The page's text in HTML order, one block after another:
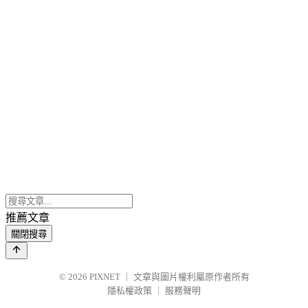
推薦文章
關閉搜尋
© 2026 PIXNET
文章與圖片權利屬原作者所有
隱私權政策
服務聲明